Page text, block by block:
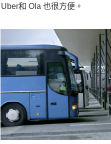
Uber和 Ola 也很方便。